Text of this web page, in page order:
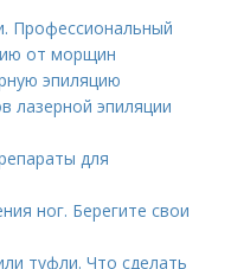
Профессиональный
от морщин
эпиляцию
лазерной эпиляции
для
ног. Берегите свои
туфли. Что сделать